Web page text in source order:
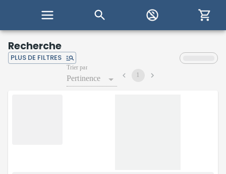
Recherche
PLUS DE FILTRES
Trier par
Pertinence 1